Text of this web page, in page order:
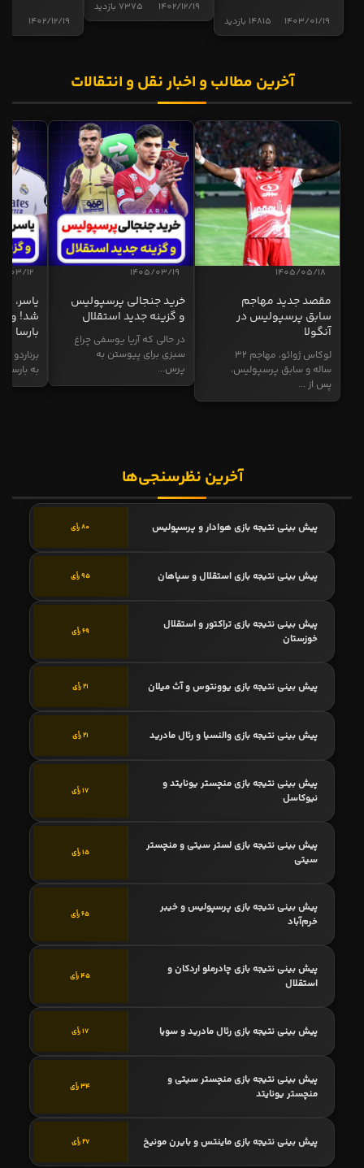
14815 بازدید 1403/01/19
7375 بازدید
1402/12/19
1402/12/19
آخرین مطالب و اخبار نقل و انتقالات
1405/05/18
مقصد جدید مهاجم
سابق پرسپولیس در
آنگولا
لوکاس ژوائو، مهاجم ۳۲
ساله و سابق پرسپولیس،
پس از ...
1405/03/19
خرید جنجالی پرسپولیس
و گزینه جدید استقلال
در حالی که آریا یوسفی چراغ
سبزی برای پیوستن به
پرس...
03/12
یاسر،
شد! و
بارسا
برناردو
به بارسا
آخرین نظرسنجی‌ها
پیش بینی نتیجه بازی هوادار و پرسپولیس 80 رأی
پیش بینی نتیجه بازی استقلال و سپاهان 95 رأی
پیش بینی نتیجه بازی تراکتور و استقلال
خوزستان
69 رأی
پیش بینی نتیجه بازی یوونتوس و آث میلان 21 رأی
پیش بینی نتیجه بازی والنسیا و رئال مادرید 21 رأی
پیش بینی نتیجه بازی منچستر یونایتد و
نیوکاسل
17 رأی
پیش بینی نتیجه بازی لستر سیتی و منچستر
سیتی
15 رأی
پیش بینی نتیجه بازی پرسپولیس و خیبر
خرم‌آباد
65 رأی
پیش بینی نتیجه بازی چادرملو اردکان و
استقلال
45 رأی
پیش بینی نتیجه بازی رئال مادرید و سویا 17 رأی
پیش بینی نتیجه بازی منچستر سیتی و
منچستر یونایتد
34 رأی
پیش بینی نتیجه بازی ماینتس و بایرن مونیخ 27 رأی